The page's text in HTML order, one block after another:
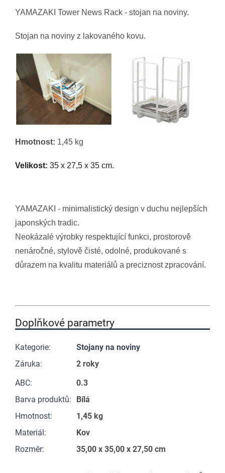
YAMAZAKI Tower News Rack - stojan na noviny.
Stojan na noviny z lakovaného kovu.
Hmotnost: 1,45 kg
Velikost: 35 x 27,5 x 35 cm.
YAMAZAKI - minimalistický design v duchu nejlepších
japonských tradic.
Neokázalé výrobky respektující funkci, prostorově
nenáročné, stylově čisté, odolné, produkované s
důrazem na kvalitu materiálů a preciznost zpracování.
Doplňkové parametry
Kategorie:
Stojany na noviny
Záruka:
2 roky
ABC:
0.3
Barva produktů:
Bílá
Hmotnost:
1,45 kg
Materiál :
Kov
Rozměr: 35,00 x 35,00 x 27,50 cm